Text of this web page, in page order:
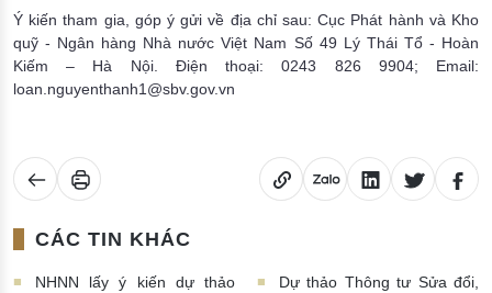
Ý kiến tham gia, góp ý gửi về địa chỉ sau: Cục Phát hành và Kho
quỹ - Ngân hàng Nhà nước Việt Nam Số 49 Lý Thái Tổ - Hoàn
Kiếm – Hà Nội. Điện thoại: 0243 826 9904; Email:
loan.nguyenthanh1@sbv.gov.vn
CÁC TIN KHÁC
NHNN lấy ý kiến dự thảo
Dự thảo Thông tư Sửa đổi,